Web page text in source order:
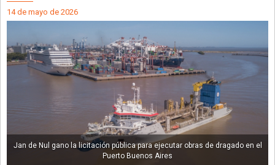
14 de mayo de 2026
Jan de Nul gano la licitación pública para ejecutar obras de dragado en el
Puerto Buenos Aires